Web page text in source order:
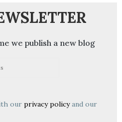
we publish a new blog
our privacy policyand our